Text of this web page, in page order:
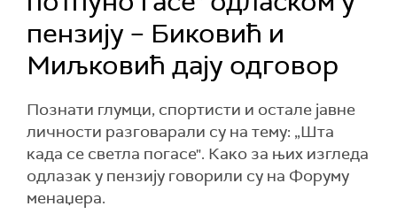
пензију – Биковић и
Миљковић дају одговор
Познати глумци, спортисти и остале јавне
личности разговарали су на тему: „Шта
када се светла погасе". Како за њих изгледа
одлазак у пензију говорили су на Форуму
менаџера.